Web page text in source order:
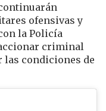
ofensivas y
la Policía
criminal
las condiciones de